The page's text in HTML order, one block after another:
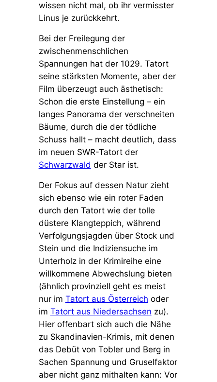
wissen nicht mal, ob ihr vermisster
Linus je zurückkehrt.
Bei der Freilegung der
zwischenmenschlichen
Spannungen hat der 1029. Tatort
seine stärksten Momente, aber der
Film überzeugt auch ästhetisch:
Schon die erste Einstellung – ein
langes Panorama der verschneiten
Bäume, durch die der tödliche
Schuss hallt – macht deutlich, dass
im neuen SWR-Tatort der
Schwarzwald der Star ist.
Der Fokus auf dessen Natur zieht
sich ebenso wie ein roter Faden
durch den Tatort wie der tolle
düstere Klangteppich, während
Verfolgungsjagden über Stock und
Stein und die Indiziensuche im
Unterholz in der Krimireihe eine
willkommene Abwechslung bieten
(ähnlich provinziell geht es meist
nur im Tatort aus Österreich oder
im Tatort aus Niedersachsen zu).
Hier offenbart sich auch die Nähe
zu Skandinavien-Krimis, mit denen
das Debüt von Tobler und Berg in
Sachen Spannung und Gruselfaktor
aber nicht ganz mithalten kann: Vor